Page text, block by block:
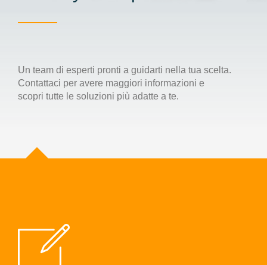
Un team di esperti pronti a guidarti nella tua scelta.
Contattaci per avere maggiori informazioni e
scopri tutte le soluzioni più adatte a te.